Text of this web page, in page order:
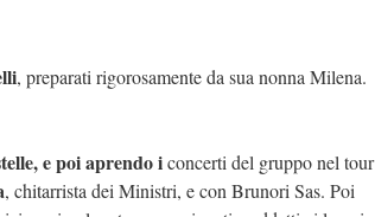
, preparati rigorosamente da sua nonna Milena.
e poi aprendo iconcerti del gruppo nel tour
, chitarrista dei Ministri, e con Brunori Sas. Poi